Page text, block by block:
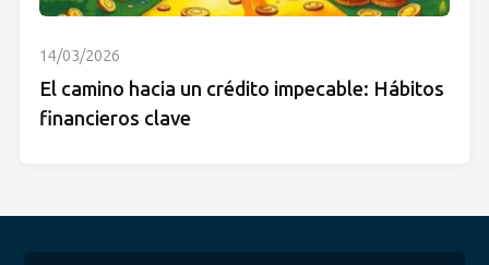
14/03/2026
El camino hacia un crédito impecable: Hábitos
financieros clave